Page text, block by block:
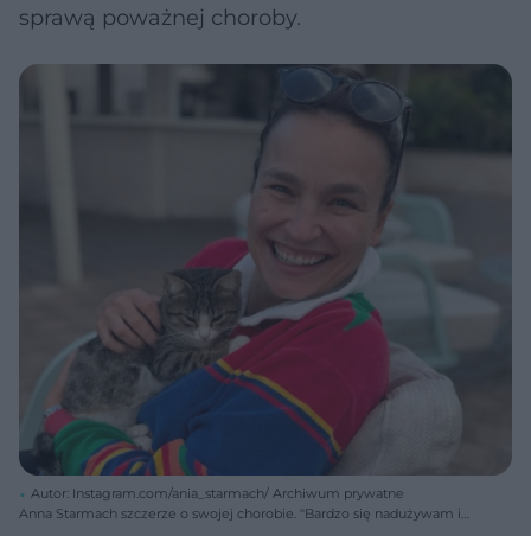
sprawą poważnej choroby.
Autor: Instagram.com/ania_starmach/ Archiwum prywatne
Anna Starmach szczerze o swojej chorobie. "Bardzo się nadużywam i